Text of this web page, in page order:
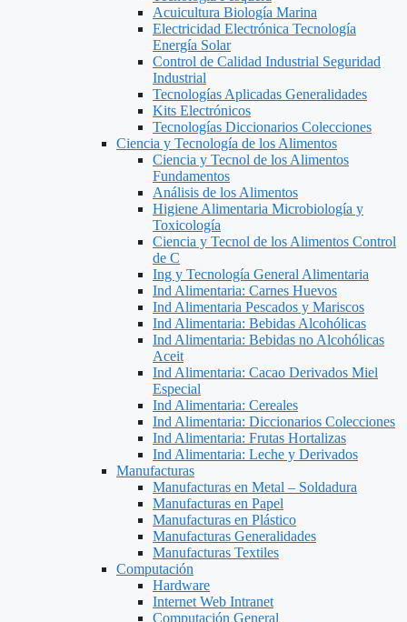
Acuicultura Biología Marina
Electricidad Electrónica Tecnología
Energía Solar
Control de Calidad Industrial Seguridad
Industrial
Tecnologías Aplicadas Generalidades
Kits Electrónicos
Tecnologías Diccionarios Colecciones
Ciencia y Tecnología de los Alimentos
Ciencia y Tecnol de los Alimentos
Fundamentos
Análisis de los Alimentos
Higiene Alimentaria Microbiología y
Toxicología
Ciencia y Tecnol de los Alimentos Control
de C
Ing y Tecnología General Alimentaria
Ind Alimentaria: Carnes Huevos
Ind Alimentaria Pescados y Mariscos
Ind Alimentaria: Bebidas Alcohólicas
Ind Alimentaria: Bebidas no Alcohólicas
Aceit
Ind Alimentaria: Cacao Derivados Miel
Especial
Ind Alimentaria: Cereales
Ind Alimentaria: Diccionarios Colecciones
Ind Alimentaria: Frutas Hortalizas
Ind Alimentaria: Leche y Derivados
Manufacturas
Manufacturas en Metal – Soldadura
Manufacturas en Papel
Manufacturas en Plástico
Manufacturas Generalidades
Manufacturas Textiles
Computación
Hardware
Internet Web Intranet
Computación General